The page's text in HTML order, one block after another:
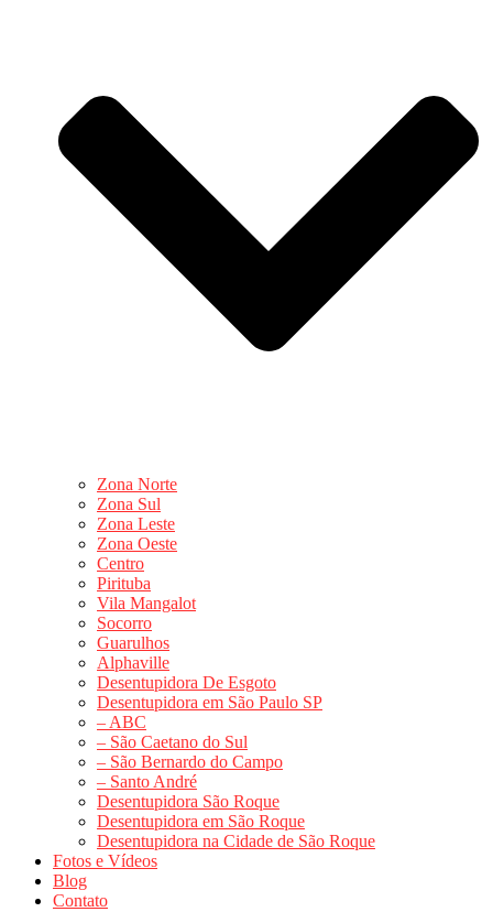
Zona Norte
Zona Sul
Zona Leste
Zona Oeste
Centro
Pirituba
Vila Mangalot
Socorro
Guarulhos
Alphaville
Desentupidora De Esgoto
Desentupidora em São Paulo SP
– ABC
– São Caetano do Sul
– São Bernardo do Campo
– Santo André
Desentupidora São Roque
Desentupidora em São Roque
Desentupidora na Cidade de São Roque
Fotos e Vídeos
Blog
Contato